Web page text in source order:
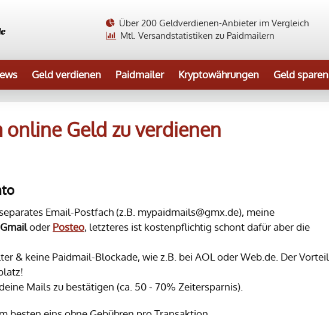
Über 200 Geldverdienen-Anbieter im Vergleich
Mtl. Versandstatistiken zu Paidmailern
Geld verdienen Paidmailer Kryptowährungen Geld sparen
online Geld zu verdienen
Email-Postfach (z.B. mypaidmails@gmx.de), meine
oder Posteo, letzteres ist kostenpflichtig schont dafür aber die
& keine Paidmail-Blockade, wie z.B. bei AOL oder Web.de. Der Vorteil
Mails zu bestätigen (ca. 50 - 70% Zeitersparnis).